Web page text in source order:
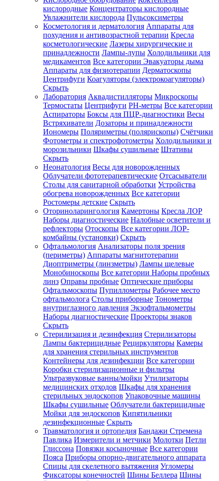
Зарегистрироваться
Зачем
регистрироваться?
Все
покупки
одном
месте
Личный
менеджер
Отслеживание
статуса
заказа
кислородные Концентраторы кислородные
Увлажнители кислорода Пульсоксиметры
Косметология и дерматология Аппараты для
похудения и антивозрастной терапии Кресла
косметологические Лазеры хирургические и
принадлежности Лампы-лупы Холодильники для
медикаментов Все категории Эвакуаторы дыма
Аппараты для физиотерапии Дерматоскопы
Центрифуги Коагуляторы (электрокоагуляторы)
Скрыть
Лаборатория Аквадистилляторы Микроскопы
Термостаты Центрифуги PH-метры Все категории
Аспираторы Боксы для ПЦР-диагностики Весы
Встряхиватели Дозаторы и принадлежности
Иономеры Поляриметры (полярископы) Счётчики
Фотометры и спектрофотометры Холодильники и
морозильники Шкафы сушильные Штативы
Скрыть
Неонатология Весы для новорожденных
Облучатели фототерапевтические Отсасыватели
Столы для санитарной обработки Устройства
обогрева новорожденных Все категории
Ростомеры детские Скрыть
Оториноларингология Камертоны Кресла ЛОР
Наборы диагностические Налобные осветители и
рефлекторы Отоскопы Все категории ЛОР-
комбайны (установки) Скрыть
Офтальмология Анализаторы поля зрения
(периметры) Аппараты магнитотерапии
Диоптриметры (линзметры) Лампы щелевые
Монобиноскопы Все категории Наборы пробных
линз Оправы пробные Оптические приборы
Офтальмоскопы Пупиллометры Рабочее место
офтальмолога Столы приборные Тонометры
внутриглазного давления Экзофтальмометры
Наборы диагностические Проекторы знаков
Скрыть
Стерилизация и дезинфекция Стерилизаторы
Лампы бактерицидные Рециркуляторы Камеры
для хранения стерильных инструментов
Контейнеры для дезинфекции Все категории
Коробки стерилизационные и фильтры
Ультразвуковые ванны/мойки Утилизаторы
медицинских отходов Шкафы для хранения
стерильных эндоскопов Упаковочные машины
Шкафы сушильные Облучатели бактерицидные
Мойки для эндоскопов Кипятильники
дезинфекционные Скрыть
Травматология и ортопедия Бандажи Стремена
Павлика Измерители и метчики Молотки Петли
Глиссона Повязки косыночные Все категории
Пояса Приборы опорно-двигательного аппарата
Спицы для скелетного вытяжения Угломеры
Фиксаторы конечностей Шины Беллера Шины